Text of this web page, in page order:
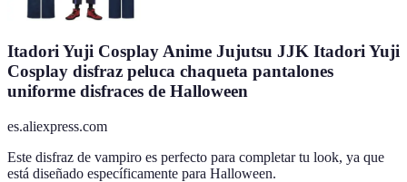
Itadori Yuji Cosplay Anime Jujutsu JJK Itadori Yuji
Cosplay disfraz peluca chaqueta pantalones
uniforme disfraces de Halloween
es.aliexpress.com
Este disfraz de vampiro es perfecto para completar tu look, ya que
está diseñado específicamente para Halloween.